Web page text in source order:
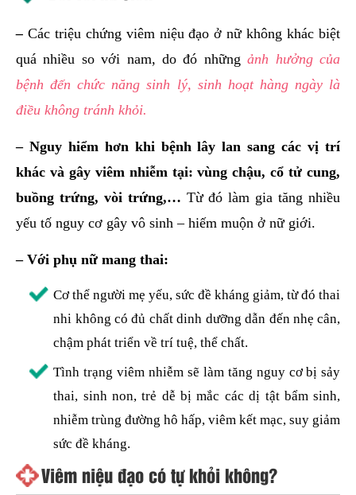
– Các triệu chứng viêm niệu đạo ở nữ không khác biệt
quá nhiều so với nam, do đó nhữngảnh hưởng của
bệnh đến chức năng sinh lý, sinh hoạt hàng ngày là
điều không tránh khỏi.
– Nguy hiểm hơn khi bệnh lây lan sang các vị trí
khác và gây viêm nhiễm tại: vùng chậu, cổ tử cung,
buồng trứng, vòi trứng,… Từ đó làm gia tăng nhiều
yếu tố nguy cơ gây vô sinh – hiếm muộn ở nữ giới.
– Với phụ nữ mang thai:
Cơ thể người mẹ yếu, sức đề kháng giảm, từ đó thai
nhi không có đủ chất dinh dưỡng dẫn đến nhẹ cân,
chậm phát triển về trí tuệ, thể chất.
Tình trạng viêm nhiễm sẽ làm tăng nguy cơ bị sảy
thai, sinh non, trẻ dễ bị mắc các dị tật bẩm sinh,
nhiễm trùng đường hô hấp, viêm kết mạc, suy giảm
sức đề kháng.
Viêm niệu đạo có tự khỏi không?